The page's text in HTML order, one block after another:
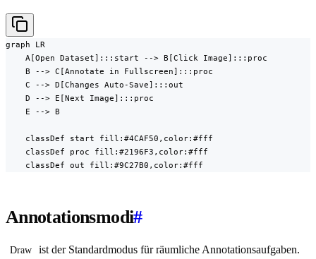
graph LR
    A[Open Dataset]:::start --> B[Click Image]:::proc
    B --> C[Annotate in Fullscreen]:::proc
    C --> D[Changes Auto-Save]:::out
    D --> E[Next Image]:::proc
    E --> B
    classDef start fill:#4CAF50,color:#fff
    classDef proc fill:#2196F3,color:#fff
    classDef out fill:#9C27B0,color:#fff
Annotationsmodi#
Draw
ist der Standardmodus für räumliche Annotationsaufgaben.